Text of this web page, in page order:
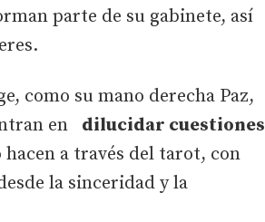
parte de su gabinete, así
como su mano derecha Paz,
en dilucidar cuestiones
hacen a través del tarot, con
la sinceridad y la